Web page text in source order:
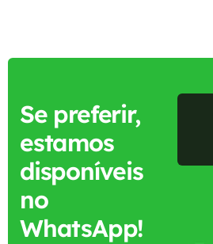
Se preferir,
estamos
disponíveis
no
WhatsApp!